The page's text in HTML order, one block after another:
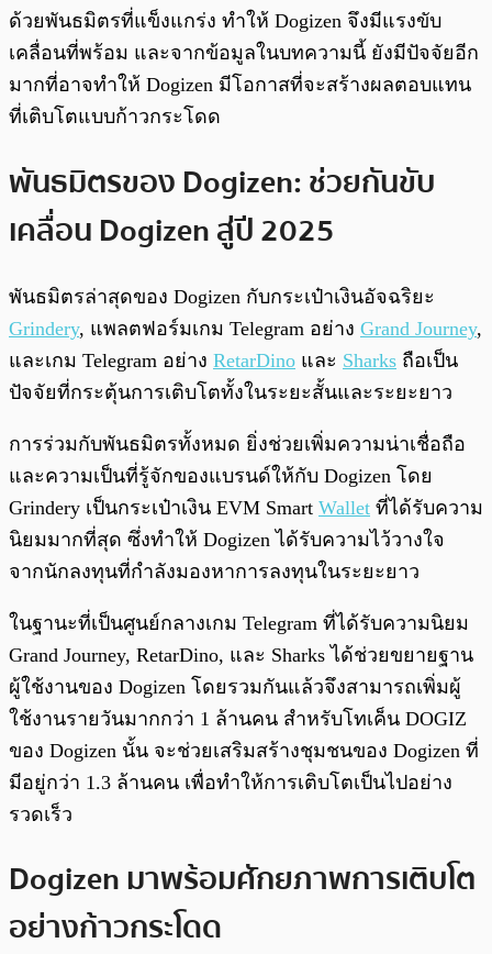
ด้วยพันธมิตรที่แข็งแกร่ง ทำให้ Dogizen จึงมีแรงขับ
เคลื่อนที่พร้อม และจากข้อมูลในบทความนี้ ยังมีปัจจัยอีก
มากที่อาจทำให้ Dogizen มีโอกาสที่จะสร้างผลตอบแทน
ที่เติบโตแบบก้าวกระโดด
พันธมิตรของ Dogizen: ช่วยกันขับ
เคลื่อน Dogizen สู่ปี 2025
พันธมิตรล่าสุดของ Dogizen กับกระเป๋าเงินอัจฉริยะ
Grindery, แพลตฟอร์มเกม Telegram อย่าง Grand Journey,
และเกม Telegram อย่าง RetarDino และ Sharks ถือเป็น
ปัจจัยที่กระตุ้นการเติบโตทั้งในระยะสั้นและระยะยาว
การร่วมกับพันธมิตรทั้งหมด ยิ่งช่วยเพิ่มความน่าเชื่อถือ
และความเป็นที่รู้จักของแบรนด์ให้กับ Dogizen โดย
Grindery เป็นกระเป๋าเงิน EVM Smart Wallet ที่ได้รับความ
นิยมมากที่สุด ซึ่งทำให้ Dogizen ได้รับความไว้วางใจ
จากนักลงทุนที่กำลังมองหาการลงทุนในระยะยาว
ในฐานะที่เป็นศูนย์กลางเกม Telegram ที่ได้รับความนิยม
Grand Journey, RetarDino, และ Sharks ได้ช่วยขยายฐาน
ผู้ใช้งานของ Dogizen โดยรวมกันแล้วจึงสามารถเพิ่มผู้
ใช้งานรายวันมากกว่า 1 ล้านคน สำหรับโทเค็น DOGIZ
ของ Dogizen นั้น จะช่วยเสริมสร้างชุมชนของ Dogizen ที่
มีอยู่กว่า 1.3 ล้านคน เพื่อทำให้การเติบโตเป็นไปอย่าง
รวดเร็ว
Dogizen มาพร้อมศักยภาพการเติบโต
อย่างก้าวกระโดด